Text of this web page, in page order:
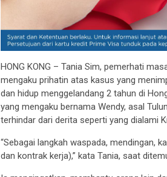
HONG KONG – Tania Sim, pemerhati
mengaku prihatin atas kasus yang
dan hidup menggelandang 2 tahun di
yang mengaku bernama Wendy, asal
terhindar dari derita seperti yang dialami
“Sebagai langkah waspada, mendingan,
dan kontrak kerja),” kata Tania, saat